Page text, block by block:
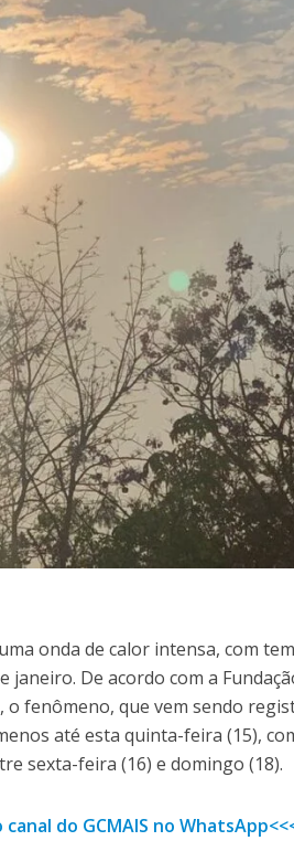
onda de calor intensa, com
janeiro. De acordo com a
o fenômeno, que vem sendo
até esta quinta-feira (15),
sexta-feira (16) e domingo (18).
do GCMAIS no